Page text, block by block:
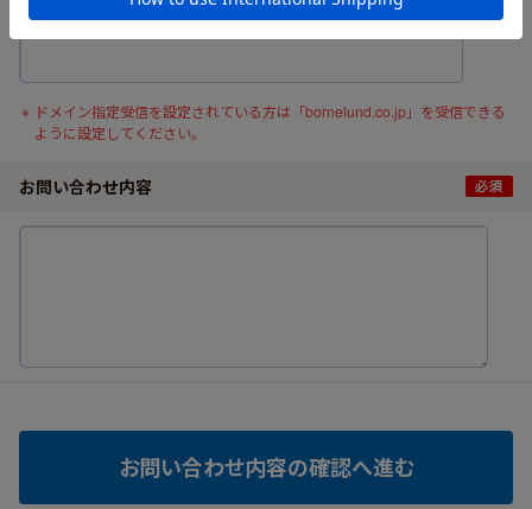
確認の為、メールアドレスを再度入力してください。
ドメイン指定受信を設定されている方は「bornelund.co.jp」を受信できる
ように設定してください。
お問い合わせ内容
お問い合わせ内容の確認へ進む